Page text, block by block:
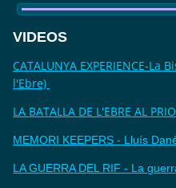
VIDEOS
CATALUNYA EXPERIENCE-La
l'Ebre)
LA BATALLA DE L'EBRE AL
MEMORI KEEPERS - Lluís
LA GUERRA DEL RIF - La